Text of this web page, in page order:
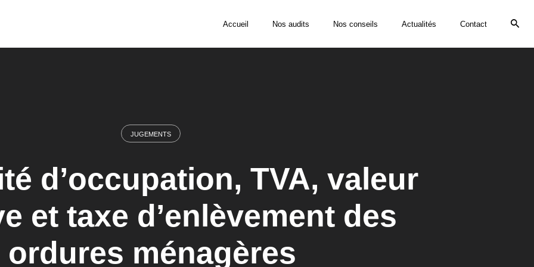
Accueil Nos audits Nos conseils Actualités Contact
JUGEMENTS
d’occupation, TVA, valeur
et taxe d’enlèvement des
ordures ménagères